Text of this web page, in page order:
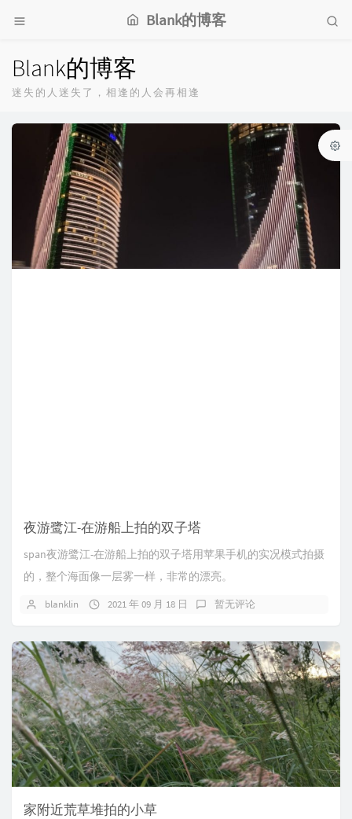
Blank的博客
Blank的博客
迷失的人迷失了，相逢的人会再相逢
夜游鹭江-在游船上拍的双子塔
span夜游鹭江-在游船上拍的双子塔用苹果手机的实况模式拍摄
的，整个海面像一层雾一样，非常的漂亮。
blanklin 2021 年 09 月 18 日 暂无评论
家附近荒草堆拍的小草